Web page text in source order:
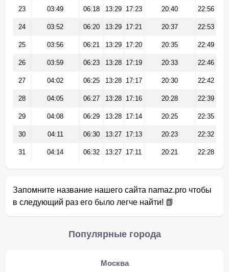
23 03:49 06:18 13:29 17:23 20:40 22:56
24 03:52 06:20 13:29 17:21 20:37 22:53
25 03:56 06:21 13:29 17:20 20:35 22:49
26 03:59 06:23 13:28 17:19 20:33 22:46
27 04:02 06:25 13:28 17:17 20:30 22:42
28 04:05 06:27 13:28 17:16 20:28 22:39
29 04:08 06:29 13:28 17:14 20:25 22:35
30 04:11 06:30 13:27 17:13 20:23 22:32
31 04:14 06:32 13:27 17:11 20:21 22:28
Запомните название нашего сайта namaz.pro чтобы
в следующий раз его было легче найти! 📗
Популярные города
Москва